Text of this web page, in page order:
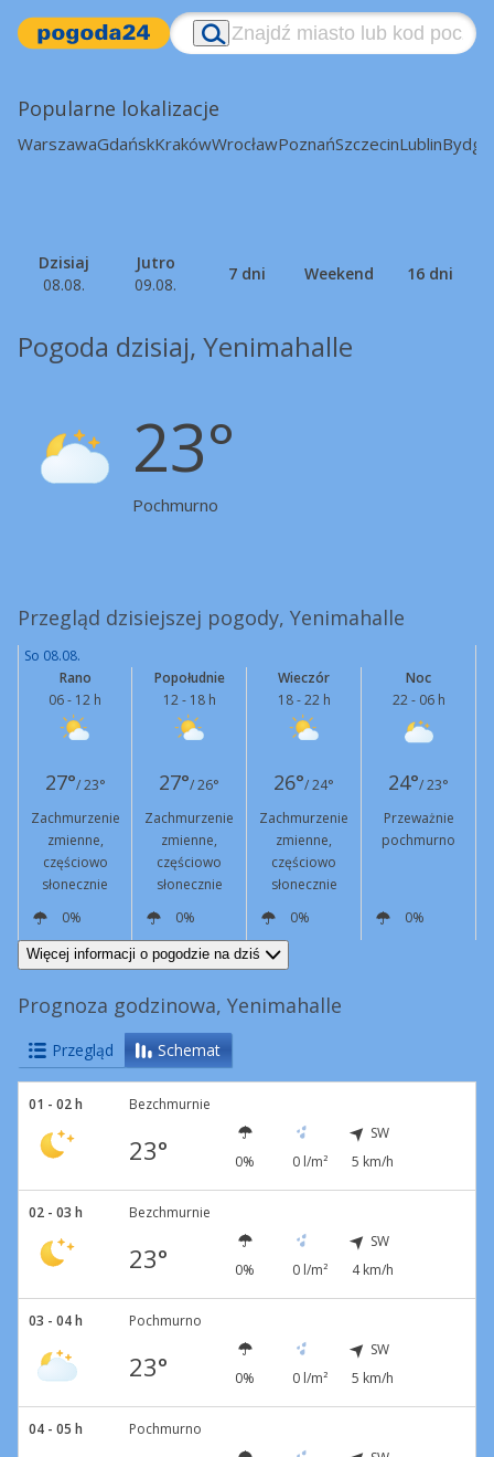
Popularne lokalizacje
WarszawaGdańskKrakówWrocławPoznańSzczecinLublin
Dzisiaj
08.08.
Jutro
09.08.
7 dni Weekend 16 dni
Pogoda dzisiaj, Yenimahalle
23°
Pochmurno
Przegląd dzisiejszej pogody, Yenimahalle
So 08.08.
Rano
06 - 12 h
Popołudnie
12 - 18 h
Wieczór
18 - 22 h
Noc
22 - 06 h
27°/ 23° 27°/ 26° 26°/ 24° 24°/ 23°
Zachmurzenie
zmienne,
częściowo
słonecznie
Zachmurzenie
zmienne,
częściowo
słonecznie
Zachmurzenie
zmienne,
częściowo
słonecznie
Przeważnie
pochmurno
0% 0% 0%
0%
SW
8 km/h NW
12 km/h
Więcej informacji o pogodzie na dziś
Prognoza godzinowa, Yenimahalle
Przegląd Schemat
01 - 02 h Bezchmurnie
23° 0% 0 l/m²
SW
5 km/h
02 - 03 h Bezchmurnie
23° 0% 0 l/m²
SW
4 km/h
03 - 04 h Pochmurno
23° 0% 0 l/m²
SW
5 km/h
04 - 05 h Pochmurno